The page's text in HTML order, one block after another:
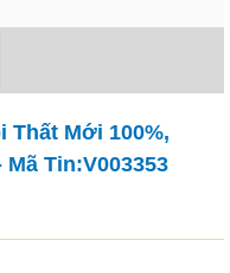
Thất Mới 100%,
Tin:V003353